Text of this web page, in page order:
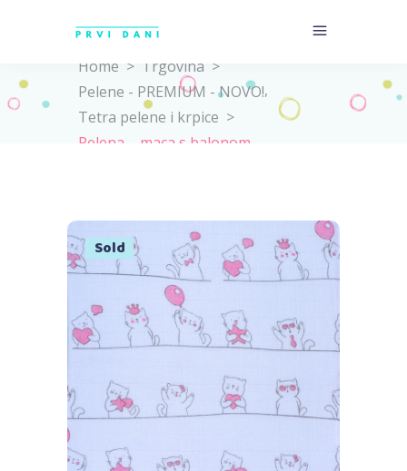
Home > Trgovina >
Pelene - PREMIUM - NOVO!,
Tetra pelene i krpice >
Pelena – maca s balonom
Sold